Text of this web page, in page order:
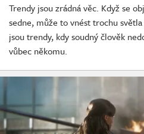
Trendy jsou zrádná věc. Když se
sedne, může to vnést trochu
jsou trendy, kdy soudný člověk
vůbec někomu.